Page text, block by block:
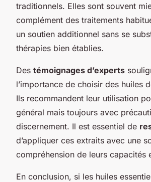
traditionnels. Elles sont souvent
complément des traitements
un soutien additionnel sans se
thérapies bien établies.
Des témoignages d’experts
l’importance de choisir des huiles
Ils recommandent leur utilisation
général mais toujours avec
discernement. Il est essentiel de
d’appliquer ces extraits avec une
compréhension de leurs capacités
En conclusion, si les huiles